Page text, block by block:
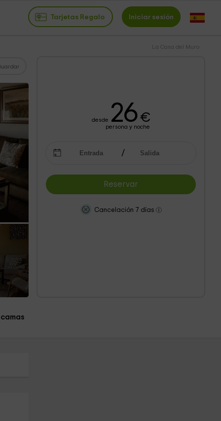
Tarjetas Regalo Iniciar sesión
La Casa del Muro
desde 26€
persona y noche
Reservar
Cancelación 7 días
camas